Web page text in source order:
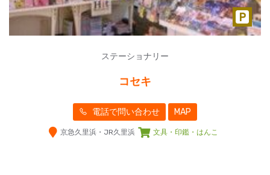
ステーショナリー
コセキ
電話で問い合わせ MAP
京急久里浜・JR久里浜 文具・印鑑・はんこ